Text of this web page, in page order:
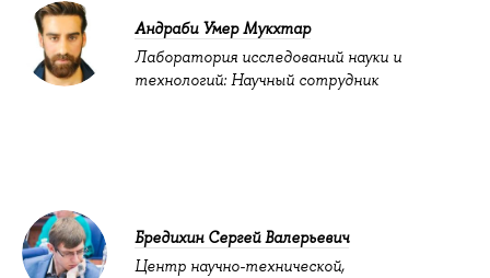
Андраби Умер Мукхтар
Лаборатория исследований науки и
технологий: Научный сотрудник
Бредихин Сергей Валерьевич
Центр научно-технической,